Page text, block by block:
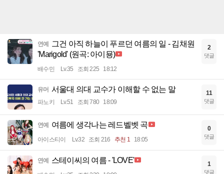
연예
그건 아직 하늘이 푸르던 여름의 일 - 김채원
'Marigold' (원곡: 아이묭)
배수민 Lv.35 조회 225 18:12
2
댓글
유머 서울대 의대 교수가 이해할 수 없는 말
파노키 Lv.51 조회 780 18:09
11
댓글
연예 여름에 생각나는 레드벨벳 곡
아이스티이 Lv.32 조회 216 추천 1 18:05
0
댓글
연예 스테이씨의 여름 - 'LOVE' 1
댓글